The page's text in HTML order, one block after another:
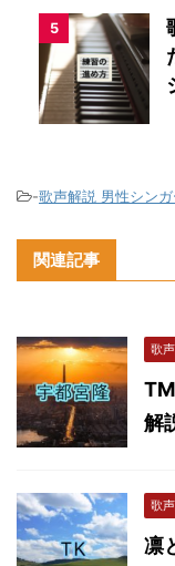
5
-歌声解説 男性シンガ
関連記事
歌
解
歌
凛